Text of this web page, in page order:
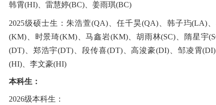
韩霄(HI)、雷慧婷(BC)、姜雨琪(BC)
2025级硕士生： 朱浩萱(QA)、任千昊(QA)、韩子玙(LA)
(KM)、时景琦(KM)、马鑫岩(KM)、胡雨林(SC)、隋星宇
(DT)、郑浩宇(DT)、段传喜(DT)、高浚豪(DI)、邹凌霄
(HI)、李文豪(HI)
本科生：
2026级本科生：